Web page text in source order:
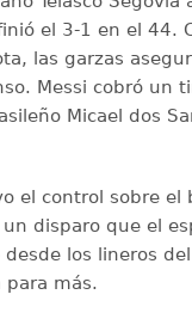
el 3-1 en el 44.
las garzas
Messi cobró un
Micael dos
el control sobre el
disparo que el
desde los lineros
para más.